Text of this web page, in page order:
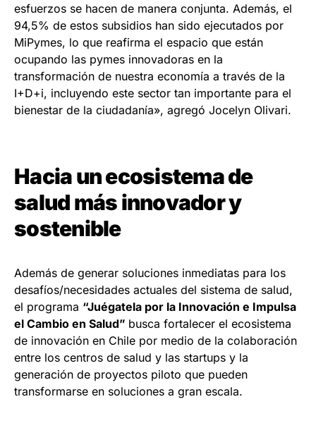
esfuerzos se hacen de manera conjunta. Además, el
94,5% de estos subsidios han sido ejecutados por
MiPymes, lo que reafirma el espacio que están
ocupando las pymes innovadoras en la
transformación de nuestra economía a través de la
I+D+i, incluyendo este sector tan importante para el
bienestar de la ciudadanía», agregó Jocelyn Olivari.
Hacia un ecosistema de
salud más innovador y
sostenible
Además de generar soluciones inmediatas para los
desafíos/necesidades actuales del sistema de salud,
el programa “Juégatela por la Innovación e Impulsa
el Cambio en Salud” busca fortalecer el ecosistema
de innovación en Chile por medio de la colaboración
entre los centros de salud y las startups y la
generación de proyectos piloto que pueden
transformarse en soluciones a gran escala.